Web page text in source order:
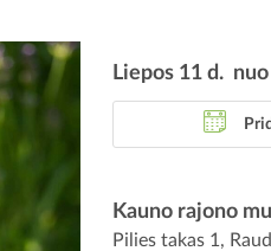
Liepos 11 d.
Kauno rajono
Pilies takas 1,